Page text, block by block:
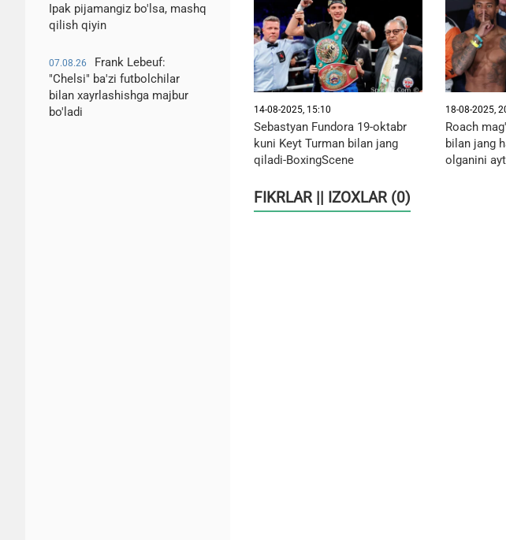
Ipak pijamangiz bo'lsa, mashq
qilish qiyin
07.08.26
Frank Lebeuf:
"Chelsi" ba'zi futbolchilar
bilan xayrlashishga majbur
bo'ladi
14-08-2025, 15:10
Sebastyan Fundora 19-oktabr
kuni Keyt Turman bilan jang
qiladi-BoxingScene
18-08-2025,
Roach
bilan jang
olganini
FIKRLAR || IZOXLAR (0)